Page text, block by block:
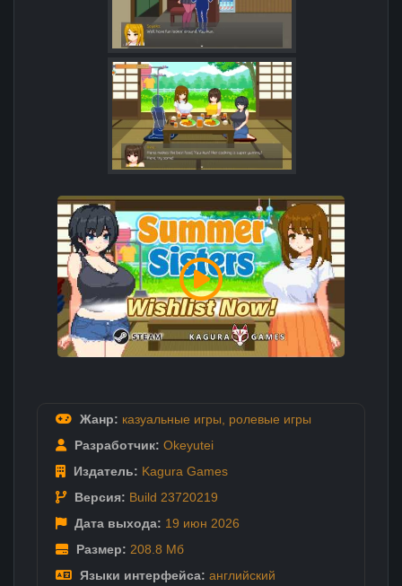
Жанр: казуальные игры
ролевые игры
Разработчик: Okeyutei
Издатель: Kagura Games
Версия: Build 23720219
Дата выхода: 19 июн 2026
Размер: 208.8 Мб
Языки интерфейса: английский